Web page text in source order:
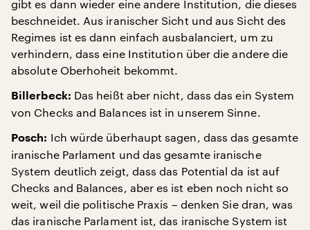
gibt es dann wieder eine andere Institution, die dieses
beschneidet. Aus iranischer Sicht und aus Sicht des
Regimes ist es dann einfach ausbalanciert, um zu
verhindern, dass eine Institution über die andere die
absolute Oberhoheit bekommt.
Billerbeck: Das heißt aber nicht, dass das ein System
von Checks and Balances ist in unserem Sinne.
Posch: Ich würde überhaupt sagen, dass das gesamte
iranische Parlament und das gesamte iranische
System deutlich zeigt, dass das Potential da ist auf
Checks and Balances, aber es ist eben noch nicht so
weit, weil die politische Praxis – denken Sie dran, was
das iranische Parlament ist, das iranische System ist